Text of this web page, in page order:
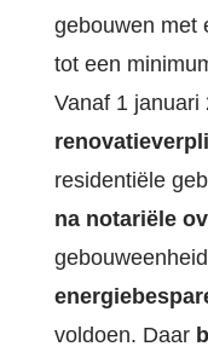
gebouwen met
tot een
Vanaf 1 januari
residentiële
na notariële
voldoen. Daar